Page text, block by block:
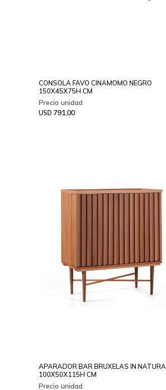
CONSOLA FAVO CINAMOMO NEGRO
150X45X75H CM
USD 791,00
APARADOR BAR BRUXELAS IN NATURA
100X50X115H CM